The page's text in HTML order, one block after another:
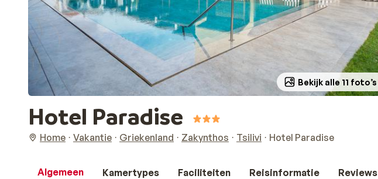
Bekijk alle 11 foto’s
Hotel Paradise
Home Vakantie Griekenland Zakynthos Tsilivi Hotel Paradise
Algemeen Kamertypes Faciliteiten Reisinformatie Reviews